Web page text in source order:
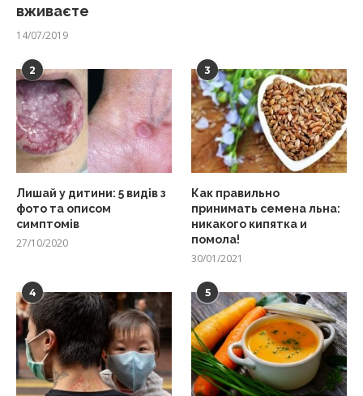
вживаєте
14/07/2019
2
Лишай у дитини: 5 видів з
фото та описом
симптомів
27/10/2020
3
Как правильно
принимать семена льна:
никакого кипятка и
помола!
30/01/2021
4 5